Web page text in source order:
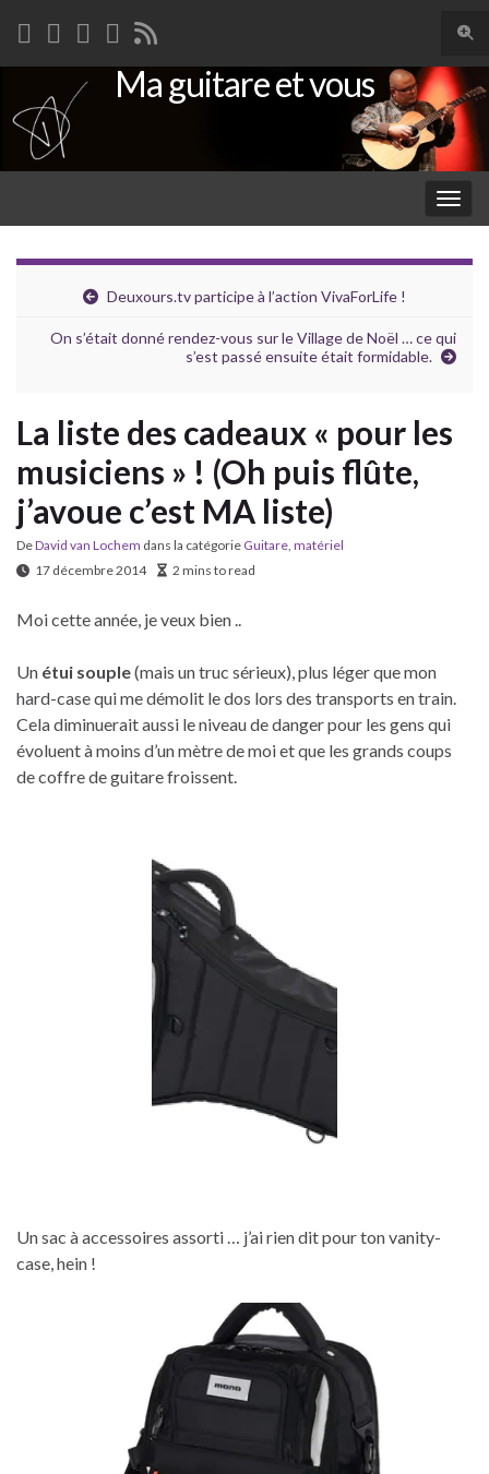
Search for:
Ma guitare et vous
Deuxours.tv participe à l’action VivaForLife !
On s’était donné rendez-vous sur le Village de Noël … ce qui
s’est passé ensuite était formidable.
La liste des cadeaux « pour les
musiciens » ! (Oh puis flûte,
j’avoue c’est MA liste)
DeDavid van Lochem dans la catégorie Guitare matériel
17 décembre 2014
2 mins to read
Moi cette année, je veux bien ..
Un étui souple(mais un truc sérieux), plus léger que mon
hard-case qui me démolit le dos lors des transports en train.
Cela diminuerait aussi le niveau de danger pour les gens qui
évoluent à moins d’un mètre de moi et que les grands coups
de coffre de guitare froissent.
Un sac à accessoires assorti … j’ai rien dit pour ton vanity-
case, hein !